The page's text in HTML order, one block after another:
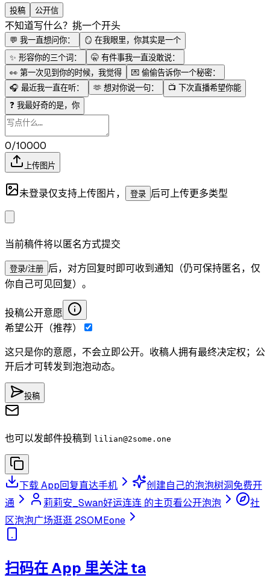
投稿 公开信
不知道写什么？挑一个开头
💬 我一直想问你： 🪞 在我眼里，你其实是一个
✨ 形容你的三个词： 🤫 有件事我一直没敢说：
👀 第一次见到你的时候，我觉得 💌 偷偷告诉你一个秘密：
🎧 最近我一直在听： 🫶 想对你说一句： 📺 下次直播希望你能
❓ 我最好奇的是，你
0/10000
上传图片
未登录仅支持上传图片， 登录 后可上传更多类型
当前稿件将以匿名方式提交
登录/注册 后，对方回复时即可收到通知（仍可保持匿名，仅
你自己可见回复）。
投稿公开意愿
希望公开（推荐）
这只是你的意愿，不会立即公开。收稿人拥有最终决定权；公
开后才可转发到泡泡动态。
投稿
也可以发邮件投稿到 lilian@2some.one
下载 App回复直达手机 创建自己的泡泡树洞免费开
通
莉莉安_Swan好运连连 的主页看公开泡泡
社
区泡泡广场逛逛 2SOMEone
扫码在 App 里关注 ta